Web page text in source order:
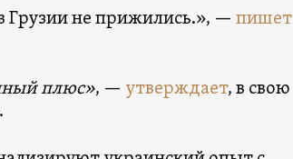
Грузии не прижились.», — пишет
плюс», — утверждает, в свою
.